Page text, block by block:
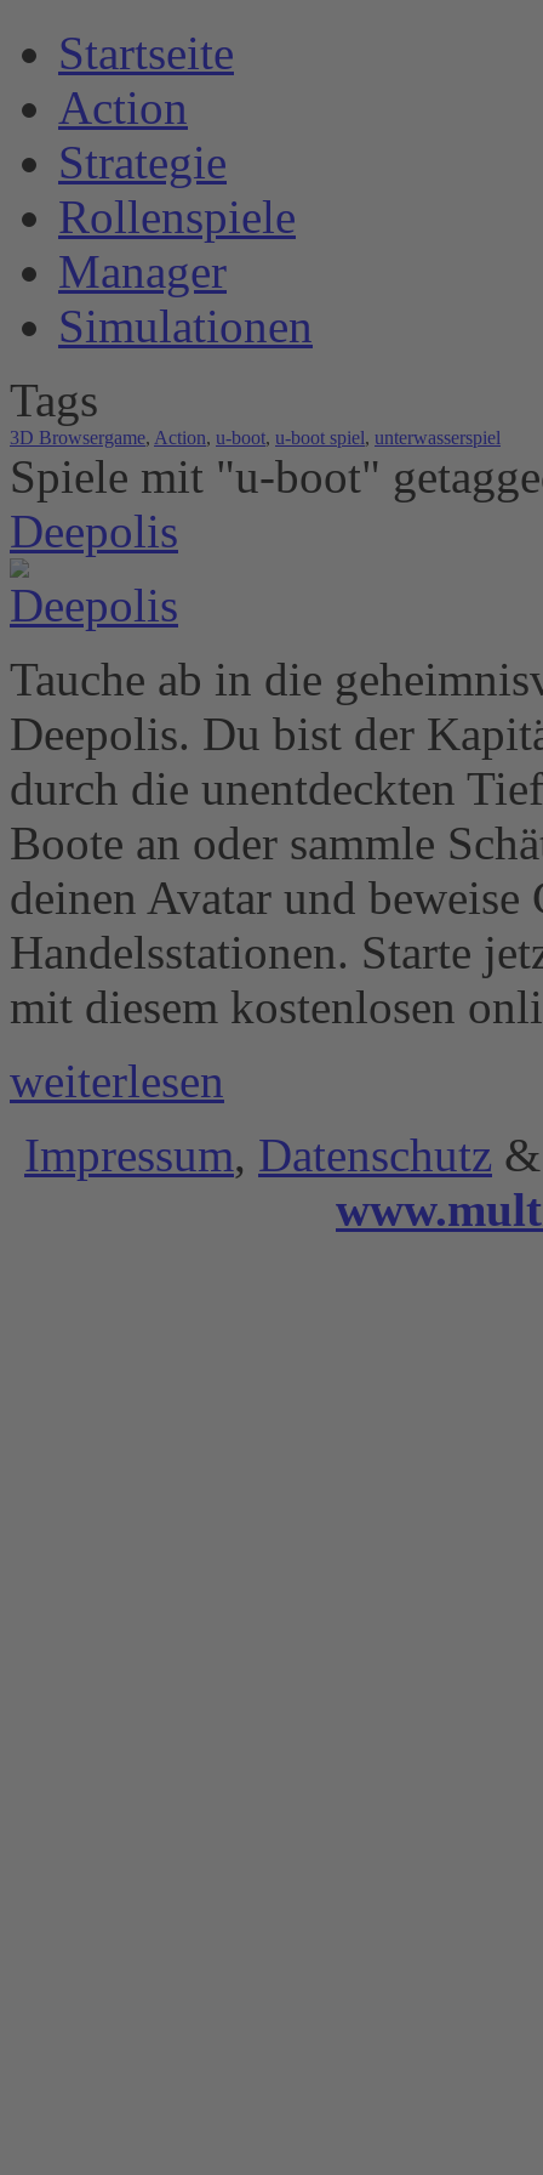
Startseite
Action
Strategie
Rollenspiele
Manager
Simulationen
Tags
3D Browsergame, Action, u-boot, u-boot spiel, unterwasserspiel
Spiele mit "u-boot"
Deepolis
Tauche ab in die
Deepolis. Du bist der
durch die unentdeckten
Boote an oder sammle
deinen Avatar und beweise
Handelsstationen. Starte
mit diesem kostenlosen
weiterlesen
Impressum, Datenschutz